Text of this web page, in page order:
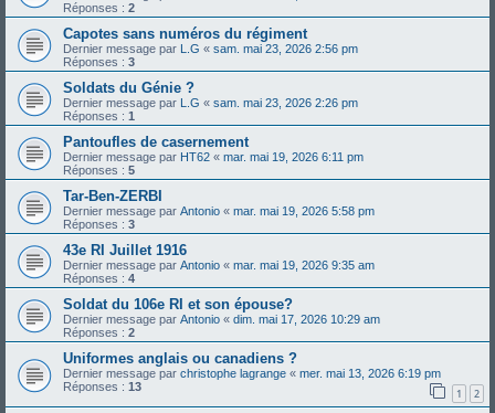
Réponses : 2
Capotes sans numéros du régiment
Dernier message par L.G « sam. mai 23, 2026 2:56 pm
Réponses : 3
Soldats du Génie ?
Dernier message par L.G « sam. mai 23, 2026 2:26 pm
Réponses : 1
Pantoufles de casernement
Dernier message par HT62 « mar. mai 19, 2026 6:11 pm
Réponses : 5
Tar-Ben-ZERBI
Dernier message par Antonio « mar. mai 19, 2026 5:58 pm
Réponses : 3
43e RI Juillet 1916
Dernier message par Antonio « mar. mai 19, 2026 9:35 am
Réponses : 4
Soldat du 106e RI et son épouse?
Dernier message par Antonio « dim. mai 17, 2026 10:29 am
Réponses : 2
Uniformes anglais ou canadiens ?
Dernier message par christophe lagrange « mer. mai 13, 2026 6:19 pm
Réponses : 13 1 2